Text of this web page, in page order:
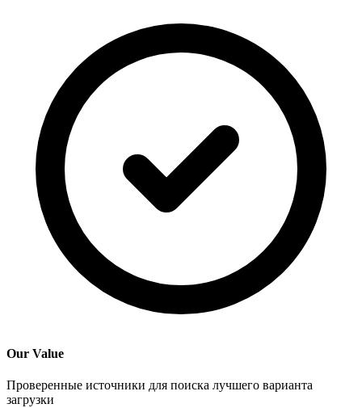
Our Value
Проверенные источники для поиска лучшего варианта
загрузки